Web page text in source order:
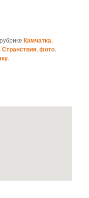
Камчатка,
Странствия, фото.
.